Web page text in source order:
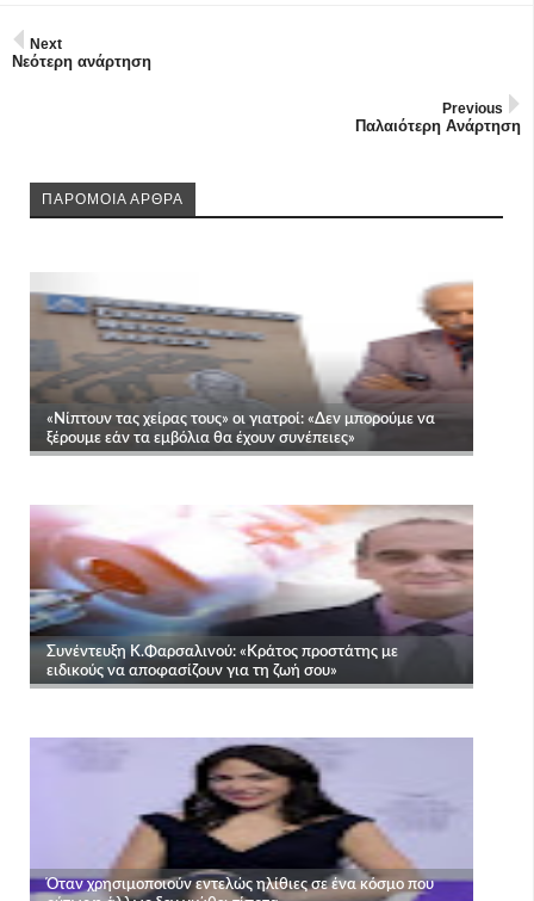
Next
Νεότερη ανάρτηση
Previous
Παλαιότερη Ανάρτηση
ΠΑΡΟΜΟΙΑ ΑΡΘΡΑ